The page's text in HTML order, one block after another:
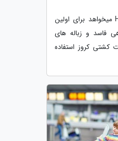
شرکت Hurtigruten میخواهد برای اولین
فاسد و زباله های
کشتی کروز استفاده